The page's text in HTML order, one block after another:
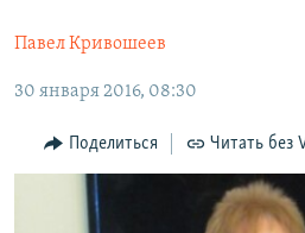
ВернутсяИНТЕРАКТИВ
ИНФОГРАФИКА
ТЕЛЕПРОЕКТ КРЫМ.РЕАЛИИ
СОВЕТЫ ПРАВОЗАЩИТНИКОВ
РАДІО СВОБОДА
КАК ОБОЙТИ БЛОКИРОВКУ
Qırımtatar
Павел Кривошеев
30 января 2016, 08:30
Поделиться Читать без